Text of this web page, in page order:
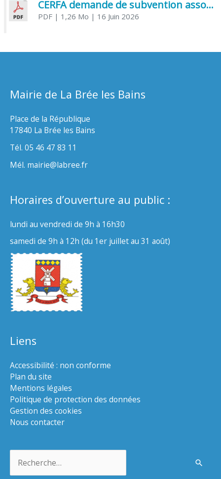
CERFA demande de subvention association
PDF| 1,26 Mo | 16 Juin 2026
Mairie de La Brée les Bains
Place de la République
17840 La Brée les Bains
Tél. 05 46 47 83 11
Mél. mairie@labree.fr
Horaires d’ouverture au public :
lundi au vendredi de 9h à 16h30
samedi de 9h à 12h (du 1er juillet au 31 août)
Liens
Accessibilité : non conforme
Plan du site
Mentions légales
Politique de protection des données
Gestion des cookies
Nous contacter